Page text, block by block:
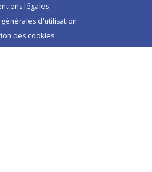
légales
d'utilisation
des cookies